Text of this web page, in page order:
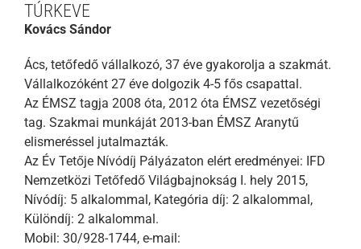
TÚRKEVE
Kovács Sándor
Ács, tetőfedő vállalkozó, 37 éve gyakorolja a szakmát.
Vállalkozóként 27 éve dolgozik 4-5 fős csapattal.
Az ÉMSZ tagja 2008 óta, 2012 óta ÉMSZ vezetőségi
tag. Szakmai munkáját 2013-ban ÉMSZ Aranytű
elismeréssel jutalmazták.
Az Év Tetője Nívódíj Pályázaton elért eredményei: IFD
Nemzetközi Tetőfedő Világbajnokság I. hely 2015,
Nívódíj: 5 alkalommal, Kategória díj: 2 alkalommal,
Különdíj: 2 alkalommal.
Mobil: 30/928-1744, e-mail: